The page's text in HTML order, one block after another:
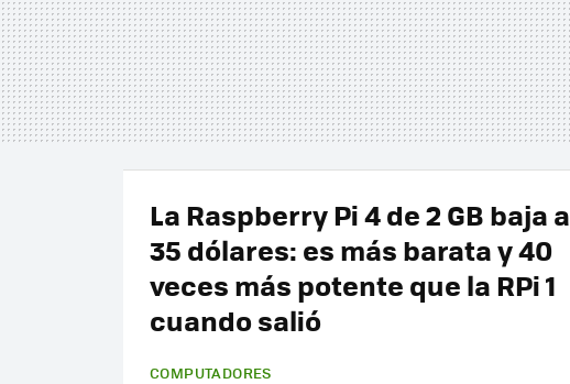
La Raspberry Pi 4 de 2 GB baja a
35 dólares: es más barata y 40
veces más potente que la RPi 1
cuando salió
COMPUTADORES